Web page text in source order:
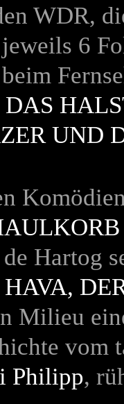
WDR,
6
DAS
UND
Hartog
HAVA,
Milieu
vom
Philipp,